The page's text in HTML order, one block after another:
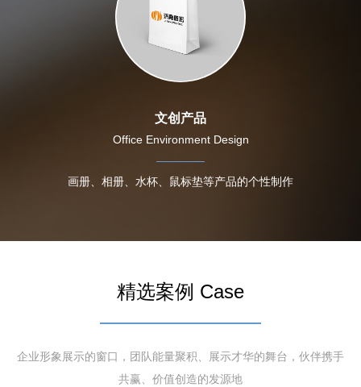
文创产品
Office Environment Design
画册、相册、水杯、鼠标垫等产品的个性制作
精选案例 Case
企业形象展示的窗口，团队能量聚积、展示才华的舞台，伙伴携手
共赢、价值创造的发源地